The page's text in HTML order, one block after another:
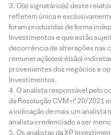
O(s) signatário(s) deste
refletem única e
foram produzidas de forma
Investimentos e que estão
decorrência de alterações nas
remuneração(es) é(são)
provenientes dos negócios e
Investimentos.
O analista responsável pelo
da Resolução CVM nº 20/2021
a indicação de mais um
analista credenciado a ser
Os analistas da XP